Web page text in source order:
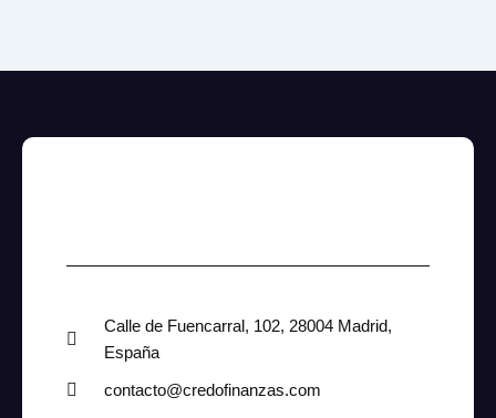
Calle de Fuencarral, 102, 28004 Madrid,
España
contacto@credofinanzas.com